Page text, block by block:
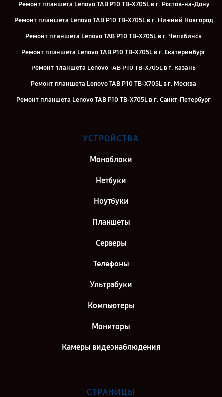
Ремонт планшета Lenovo TAB P10 TB-X705L в г. Ростов-на-Дону
Ремонт планшета Lenovo TAB P10 TB-X705L в г. Нижний Новгород
Ремонт планшета Lenovo TAB P10 TB-X705L в г. Челябинск
Ремонт планшета Lenovo TAB P10 TB-X705L в г. Екатеринбург
Ремонт планшета Lenovo TAB P10 TB-X705L в г. Казань
Ремонт планшета Lenovo TAB P10 TB-X705L в г. Москва
Ремонт планшета Lenovo TAB P10 TB-X705L в г. Санкт-Петербург
УСТРОЙСТВА
Моноблоки
Нетбуки
Ноутбуки
Планшеты
Серверы
Телефоны
Ультрабуки
Компьютеры
Мониторы
Камеры видеонаблюдения
СТРАНИЦЫ